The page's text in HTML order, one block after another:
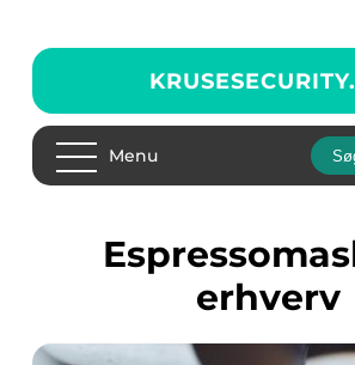
KRUSESECURITY.
Menu
espressomaskine
erhverv